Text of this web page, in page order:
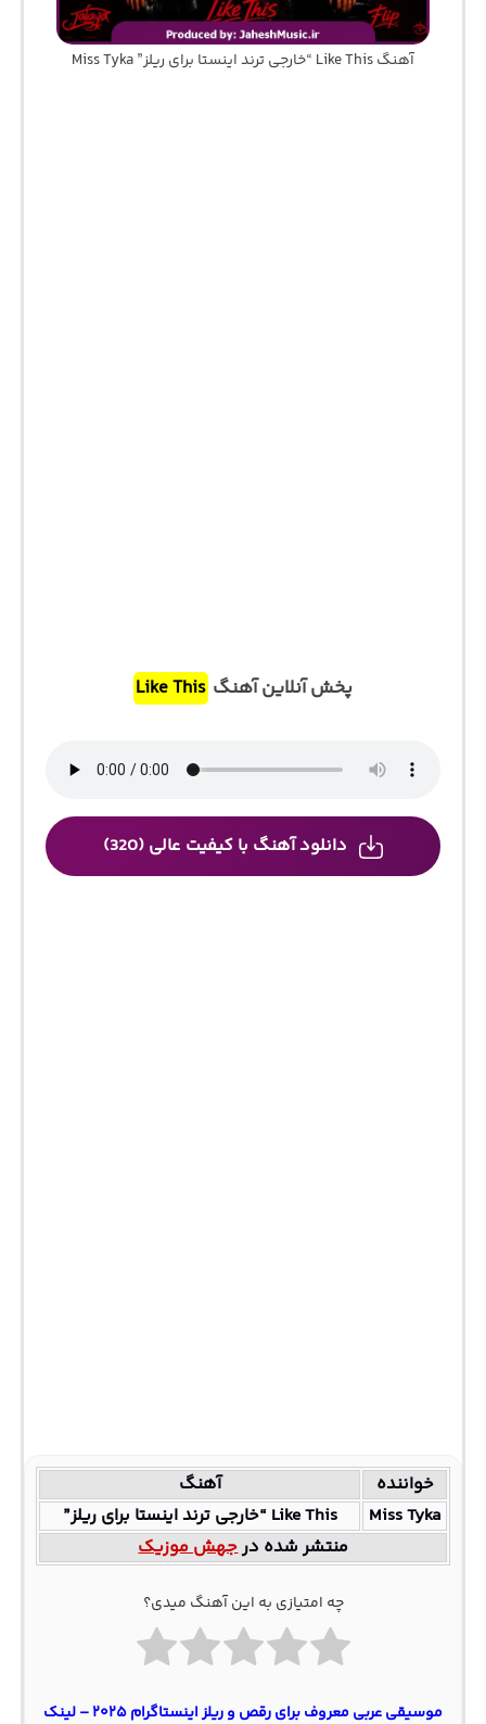
آهنگ Like This “خارجی ترند اینستا برای ریلز” Miss Tyka
پخش آنلاین آهنگ Like This
دانلود آهنگ با کیفیت عالی (320)
خواننده
آهنگ
Miss Tyka
Like This “خارجی ترند اینستا برای ریلز”
منتشر شده درجهش موزیک
چه امتیازی به این آهنگ میدی؟
موسیقی عربی معروف برای رقص و ریلز اینستاگرام ۲۰۲۵ – لینک